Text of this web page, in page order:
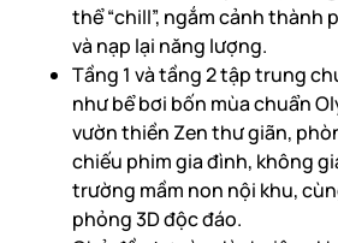
thể “chill”, ngắm cảnh thành
và nạp lại năng lượng.
Tầng 1 và tầng 2 tập trung
như bể bơi bốn mùa chuẩn
vườn thiền Zen thư giãn,
chiếu phim gia đình, không
trường mầm non nội khu,
phỏng 3D độc đáo.